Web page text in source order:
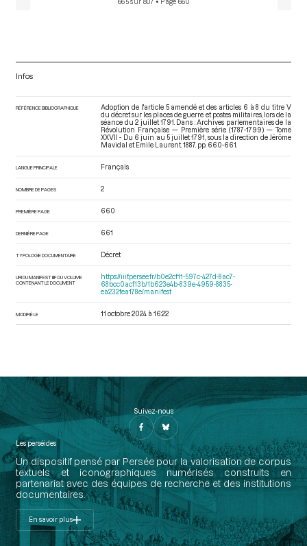
Infos
RÉFÉRENCE BIBLIOGRAPHIQUE
Adoption de l'article 5 amendé et des articles 6 à 8 du titre V
du décret sur les places de guerre et postes militaires, lors de la
séance du 2 juillet 1791. Dans : Archives parlementaires de la
Révolution Française — Première série (1787-1799) — Tome
XXVII - Du 6 juin au 5 juillet 1791 , sous la direction de Jérôme
Mavidal et Emile Laurent. 1887. pp. 660-661.
LANGUE PRINCIPALE Français
NOMBRE DE PAGES 2
PREMIÈRE PAGE 660
DERNIÈRE PAGE 661
TYPOLOGIE DOCUMENTAIRE Décret
URI DU MANIFEST IIIF DU VOLUME
CONTENANT LE DOCUMENT
https://iiif.persee.fr/b0e2cf11-597c-427d-8ac7-
68bcc0acf13b/1b623e4b-839e-4959-8835-
ea232fea178e/manifest
MODIFIÉ LE 11 octobre 2024 à 16:22
Suivez-nous
Les perséides
Un dispositif pensé par Persée pour la valorisation de corpus
textuels et iconographiques numérisés construits en
partenariat avec des équipes de recherche et des institutions
documentaires.
En savoir plus